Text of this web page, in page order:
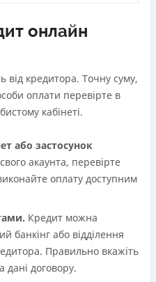
онлайн
кредитора. Точну суму,
оплати перевірте в
кабінеті.
або застосунок
акаунта, перевірте
оплату доступним
Кредит можна
банкінг або відділення
Правильно вкажіть
договору.